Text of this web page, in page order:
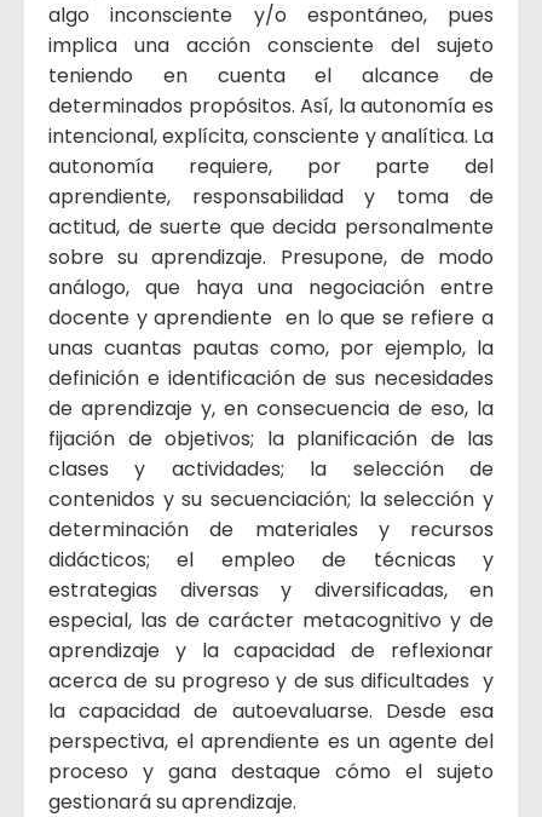
algo inconsciente y/o espontáneo, pues
implica una acción consciente del sujeto
teniendo en cuenta el alcance de
determinados propósitos. Así, la autonomía es
intencional, explícita, consciente y analítica. La
autonomía requiere, por parte del
aprendiente, responsabilidad y toma de
actitud, de suerte que decida personalmente
sobre su aprendizaje. Presupone, de modo
análogo, que haya una negociación entre
docente y aprendiente en lo que se refiere a
unas cuantas pautas como, por ejemplo, la
definición e identificación de sus necesidades
de aprendizaje y, en consecuencia de eso, la
fijación de objetivos; la planificación de las
clases y actividades; la selección de
contenidos y su secuenciación; la selección y
determinación de materiales y recursos
didácticos; el empleo de técnicas y
estrategias diversas y diversificadas, en
especial, las de carácter metacognitivo y de
aprendizaje y la capacidad de reflexionar
acerca de su progreso y de sus dificultades y
la capacidad de autoevaluarse. Desde esa
perspectiva, el aprendiente es un agente del
proceso y gana destaque cómo el sujeto
gestionará su aprendizaje.